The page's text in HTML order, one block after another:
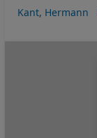
Kant, Hermann